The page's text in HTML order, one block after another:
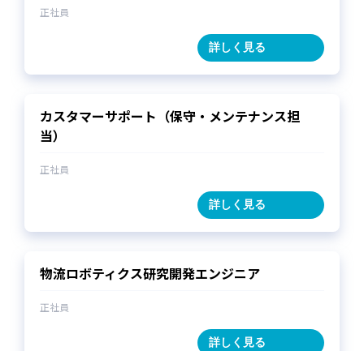
正社員
詳しく見る
カスタマーサポート（保守・メンテナンス担
当）
正社員
詳しく見る
物流ロボティクス研究開発エンジニア
正社員
詳しく見る
者の範囲、利用する者の利用目的および当該
個人情報の管理について責任を有する者の氏
名または名称について、あらかじめ本人に通
いた場合
れたときは，本人に対し，遅滞なくこれを開示
します。ただし，開示することにより次のいず
場合には，その旨を遅滞なく通知します。な
1,000円の手数料を申し受けます。
a. 本人または第三者の生命，身体，財産そ